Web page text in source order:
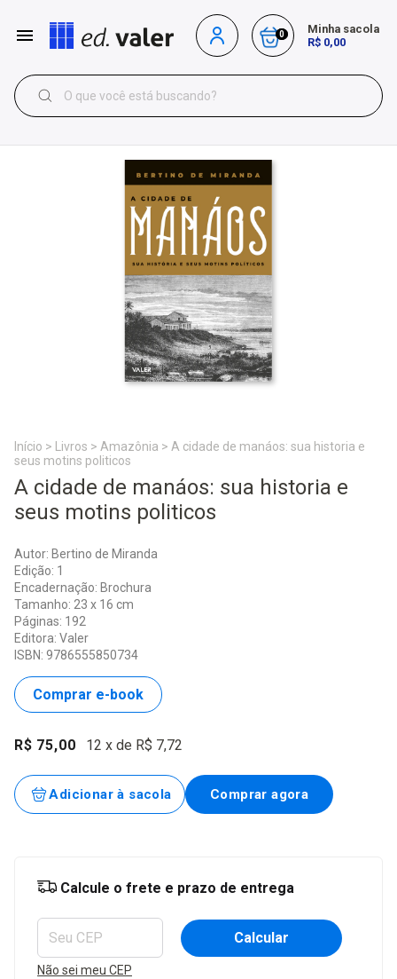
0
Minha sacola
R$ 0,00
Início > Livros > Amazônia > A cidade de manáos: sua historia e
seus motins politicos
A cidade de manáos: sua historia e
seus motins politicos
Autor: Bertino de Miranda
Edição: 1
Encadernação: Brochura
Tamanho: 23 x 16 cm
Páginas: 192
Editora: Valer
ISBN: 9786555850734
Comprar e-book
R$ 75,00 12 x de R$ 7,72
Entregas para o CEP:
Calcule o frete e prazo de entrega
Calcular
Não sei meu CEP